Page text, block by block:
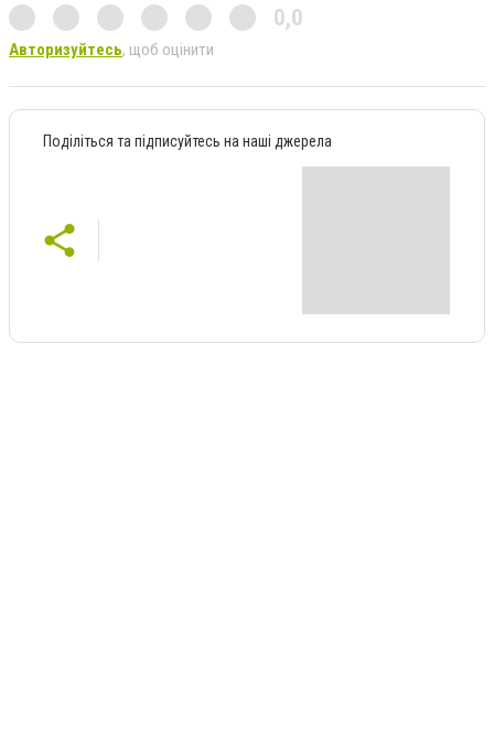
0,0
Авторизуйтесь, щоб оцінити
Поділіться та підписуйтесь на наші джерела